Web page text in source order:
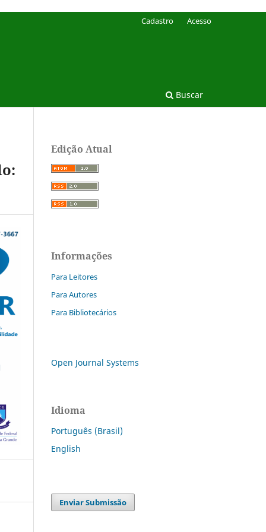
Buscar
Cadastro Acesso
Edição Atual
Informações
Para Leitores
Para Autores
Para Bibliotecários
Open Journal Systems
Idioma
Português (Brasil)
English
Enviar Submissão